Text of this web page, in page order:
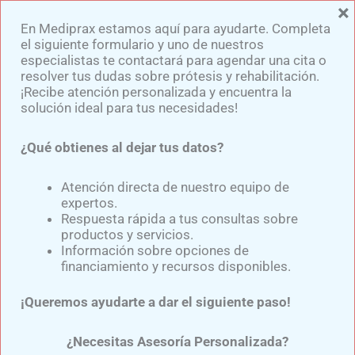
contenido
Tratamiento con Férulas
para Brazo y Mano: Una
Solución Eficaz
Samuel Medina/septiembre 12, 2024
una opción altamente efectiva y recomendada para
En Mediprax estamos aquí para ayudarte. Completa
el siguiente formulario y uno de nuestros
especialistas te contactará para agendar una cita o
resolver tus dudas sobre prótesis y rehabilitación.
¡Recibe atención personalizada y encuentra la
solución ideal para tus necesidades!
¿Qué obtienes al dejar tus datos?
Atención directa de nuestro equipo de
expertos.
Respuesta rápida a tus consultas sobre
productos y servicios.
Información sobre opciones de
financiamiento y recursos disponibles.
¡Queremos ayudarte a dar el siguiente paso!
¿Necesitas Asesoría Personalizada?
×